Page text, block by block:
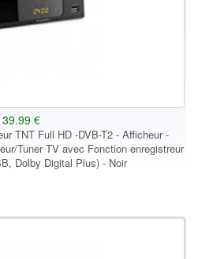
39.99 €
TNT Full HD -DVB-T2 - Afficheur -
Tuner TV avec Fonction enregistreur
Dolby Digital Plus) - Noir